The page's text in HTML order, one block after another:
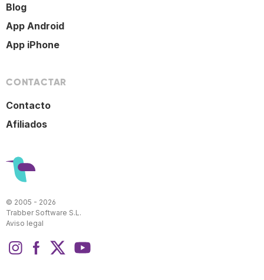
Blog
App Android
App iPhone
CONTACTAR
Contacto
Afiliados
© 2005 - 2026
Trabber Software S.L.
Aviso legal